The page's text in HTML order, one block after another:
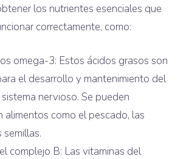
los nutrientes esenciales que
correctamente, como:
omega-3: Estos ácidos grasos son
el desarrollo y mantenimiento del
nervioso. Se pueden
alimentos como el pescado, las
semillas.
complejo B: Las vitaminas del